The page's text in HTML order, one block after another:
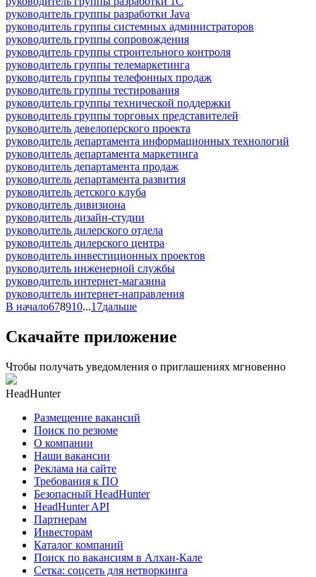
руководитель группы разработки Java
руководитель группы системных администраторов
руководитель группы сопровождения
руководитель группы строительного контроля
руководитель группы телемаркетинга
руководитель группы телефонных продаж
руководитель группы тестирования
руководитель группы технической поддержки
руководитель группы торговых представителей
руководитель девелоперского проекта
руководитель департамента информационных технологий
руководитель департамента маркетинга
руководитель департамента продаж
руководитель департамента развития
руководитель детского клуба
руководитель дивизиона
руководитель дизайн-студии
руководитель дилерского отдела
руководитель дилерского центра
руководитель инвестиционных проектов
руководитель инженерной службы
руководитель интернет-магазина
руководитель интернет-направления
В начало678910...17дальше
Скачайте приложение
Чтобы получать уведомления о приглашениях мгновенно
HeadHunter
Размещение вакансий
Поиск по резюме
О компании
Наши вакансии
Реклама на сайте
Требования к ПО
Безопасный HeadHunter
HeadHunter API
Партнерам
Инвесторам
Каталог компаний
Поиск по вакансиям в Алхан-Кале
Сетка: соцсеть для нетворкинга